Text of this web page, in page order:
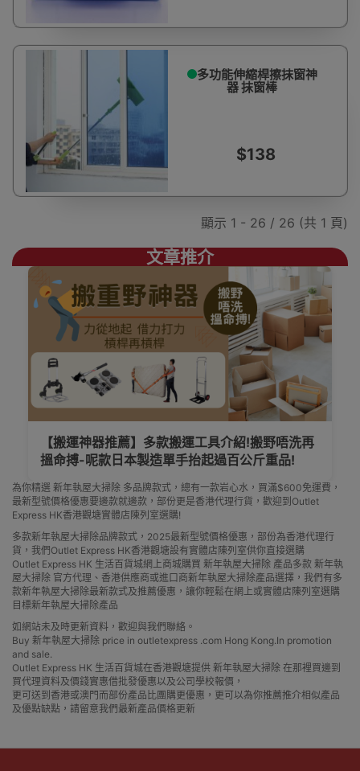
多功能伸縮桿擦抹窗神
器 抹窗棒
$138
顯示 1 - 26 / 26 (共 1 頁)
文章推介
【搬運神器推薦】多款搬運工具介紹!搬野唔洗再
搵命搏-呢款日本製造單手抬起過百公斤重品!
為你精選 新年執屋大掃除 多品牌款式，總有一款岩心水，買滿$600免運費，
最新型號價格優惠要邊款就邊款，部份更是香港代理行貨，歡迎到Outlet
Express HK香港觀塘實體店陳列室選購!
多款新年執屋大掃除品牌款式，2025最新型號價格優惠，部份為香港代理行
貨，我們Outlet Express HK香港觀塘設有實體店陳列室供你直接選購
Outlet Express HK 生活百貨城網上商城購買 新年執屋大掃除 產品多款 新年執
屋大掃除 官方代理、香港供應商或進口商新年執屋大掃除產品選擇，我們有多
款新年執屋大掃除最新款式及推薦優惠，讓你輕鬆在網上或實體店陳列室選購
目標新年執屋大掃除產品
如網站未及時更新資料，歡迎與我們聯絡。
Buy 新年執屋大掃除 price in outletexpress .com Hong Kong.In promotion
and sale.
Outlet Express HK 生活百貨城在香港觀塘提供 新年執屋大掃除 在那裡買邊到
買代理資料及價錢實惠借批發優惠以及公司學校報價，
更可送到香港或澳門而部份產品比團購更優惠，更可以為你推薦推介相似產品
及優點缺點，請留意我們最新產品價格更新